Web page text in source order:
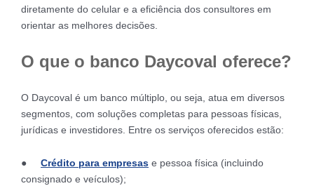
diretamente do celular e a eficiência dos consultores em
orientar as melhores decisões.
O que o banco Daycoval oferece?
O Daycoval é um banco múltiplo, ou seja, atua em diversos
segmentos, com soluções completas para pessoas físicas,
jurídicas e investidores. Entre os serviços oferecidos estão:
● Crédito para empresas e pessoa física (incluindo
consignado e veículos);